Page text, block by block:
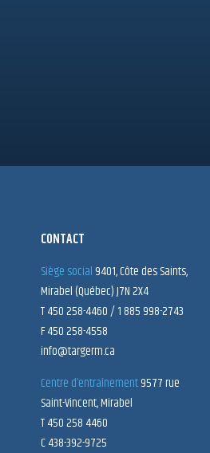
CONTACT
Siège social 9401, Côte des Saints,
Mirabel (Québec) J7N 2X4
T 450 258-4460 / 1 885 998-2743
F 450 258-4558
info@targerm.ca
Centre d’entraînement9577 rue
Saint-Vincent, Mirabel
T 450 258 4460
C 438-392-9725